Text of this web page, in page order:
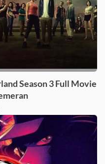
Season 3 Full Movie